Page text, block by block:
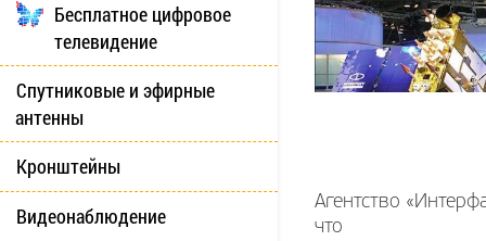
Бесплатное цифровое
телевидение
Спутниковые и эфирные
антенны
Кронштейны
Видеонаблюдение
Агентство
что